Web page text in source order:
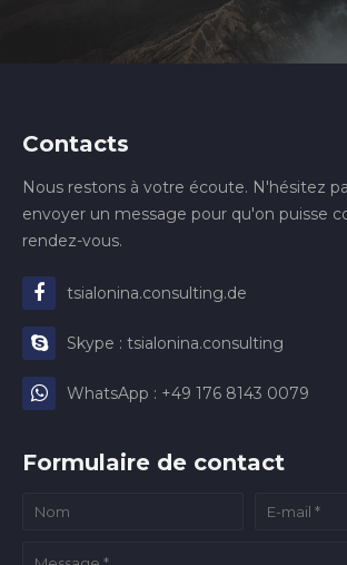
Contacts
Nous restons à votre écoute. N'hésitez
envoyer un message pour qu'on puisse
rendez-vous.
tsialonina.consulting.de
Skype : tsialonina.consulting
WhatsApp : +49 176 8143 0079
Formulaire de contact